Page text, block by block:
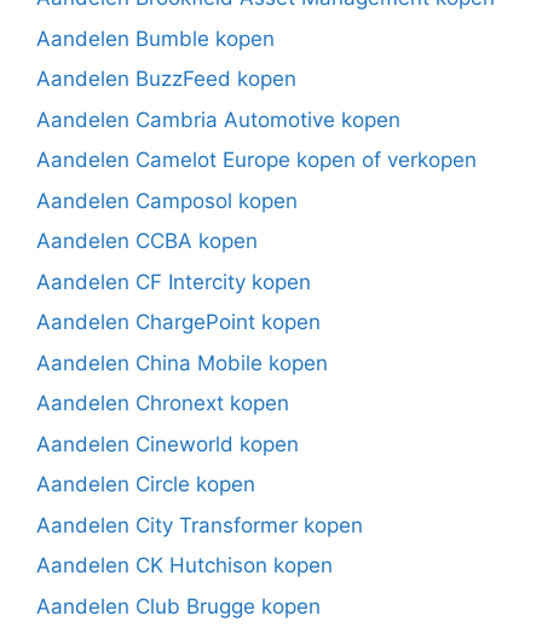
Aandelen Bumble kopen
Aandelen BuzzFeed kopen
Aandelen Cambria Automotive kopen
Aandelen Camelot Europe kopen of verkopen
Aandelen Camposol kopen
Aandelen CCBA kopen
Aandelen CF Intercity kopen
Aandelen ChargePoint kopen
Aandelen China Mobile kopen
Aandelen Chronext kopen
Aandelen Cineworld kopen
Aandelen Circle kopen
Aandelen City Transformer kopen
Aandelen CK Hutchison kopen
Aandelen Club Brugge kopen